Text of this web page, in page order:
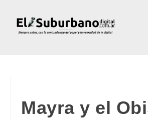
Mayra y el